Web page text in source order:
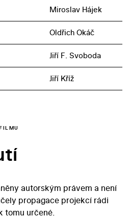
Miroslav Hájek
Oldřich Okáč
Jiří F. Svoboda
Jiří Kříž
autorským právem a není
propagace projekcí rádi
tomu určené.